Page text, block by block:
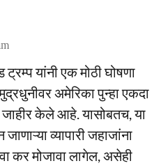
यांनी एक मोठी घोषणा
अमेरिका पुन्हा एकदा
केले आहे. यासोबतच, या
व्यापारी जहाजांना
कर मोजावा लागेल, असेही